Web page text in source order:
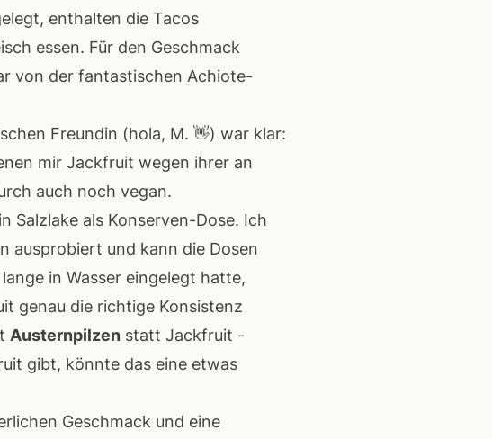
enthalten die Tacos
essen. Für den Geschmack
von der fantastischen Achiote-
Freundin (hola, M. 👋) war klar:
mir Jackfruit wegen ihrer an
auch noch vegan.
Salzlake als Konserven-Dose. Ich
ausprobiert und kann die Dosen
in Wasser eingelegt hatte,
genau die richtige Konsistenz
Austernpilzen statt Jackfruit -
gibt, könnte das eine etwas
Geschmack und eine